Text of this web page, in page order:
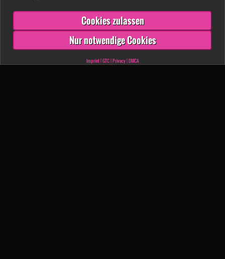
Cookies zulassen
Nur notwendige Cookies
Imprint|GTC|Privacy|DMCA